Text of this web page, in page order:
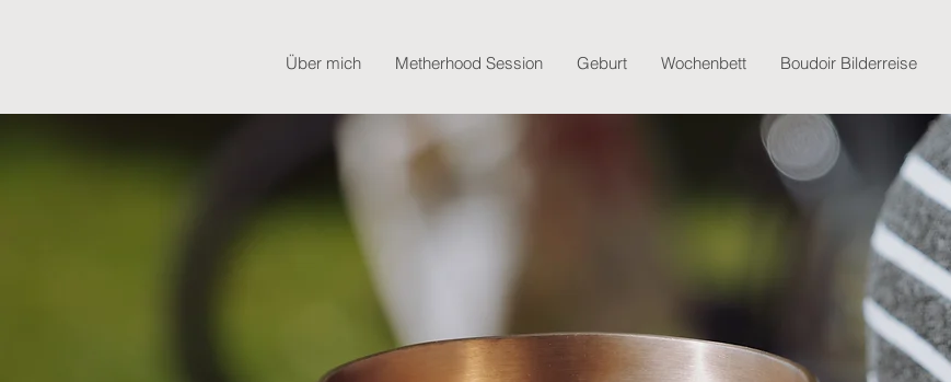
Über mich Metherhood Session Geburt Wochenbett Boudoir Bilderreise